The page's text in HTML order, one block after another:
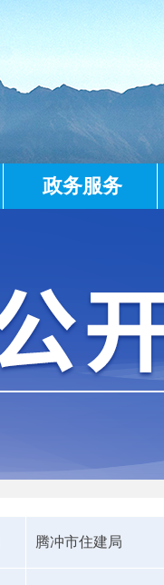
政务服务
腾冲市住建局